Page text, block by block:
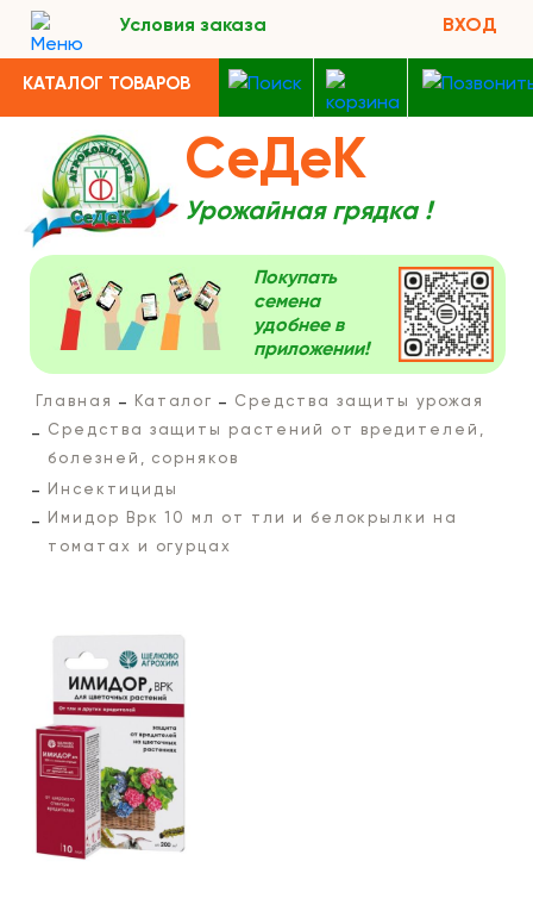
Условия заказа ВХОД
КАТАЛОГ ТОВАРОВ
СеДеК
Урожайная грядка !
Покупать
семена
удобнее в
приложении!
Главная Каталог
Средства защиты урожая
Средства защиты растений от вредителей,
болезней, сорняков
Инсектициды
Имидор Врк 10 мл от тли и белокрылки на
томатах и огурцах